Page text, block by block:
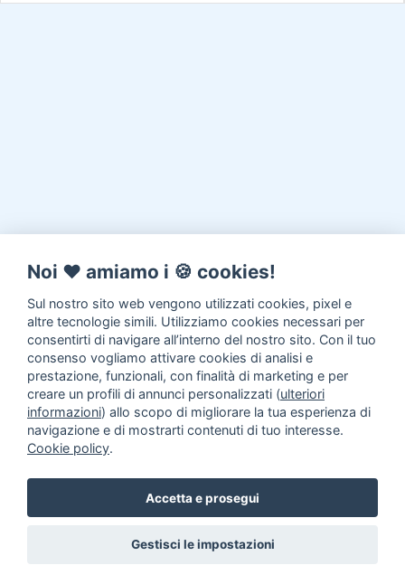
Annunci animali
Inserisci un
Noi ♥️ amiamo i 🍪 cookies!
Sul nostro sito web vengono utilizzati cookies, pixel e
altre tecnologie simili. Utilizziamo cookies necessari per
consentirti di navigare all’interno del nostro sito. Con il tuo
consenso vogliamo attivare cookies di analisi e
prestazione, funzionali, con finalità di marketing e per
creare un profili di annunci personalizzati (ulteriori
informazioni) allo scopo di migliorare la tua esperienza di
navigazione e di mostrarti contenuti di tuo interesse.
Cookie policy.
Accetta e prosegui
Gestisci le impostazioni